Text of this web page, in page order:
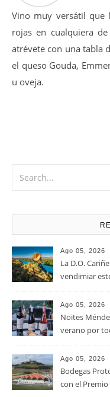
Vino muy versátil que
rojas en cualquiera
atrévete con una tabla
el queso Gouda,
u oveja.
Ago 05, 2026
La D.O.
vendimiar
que en 2025
Ago 05, 2026
Noites
verano por
Ago 05, 2026
Bodegas
con el